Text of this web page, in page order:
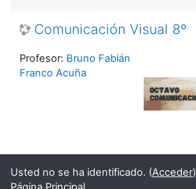
Comunicación Visual 8º
Profesor: Bruno Fabián
Franco Acuña
Usted no se ha identificado. (Acceder)